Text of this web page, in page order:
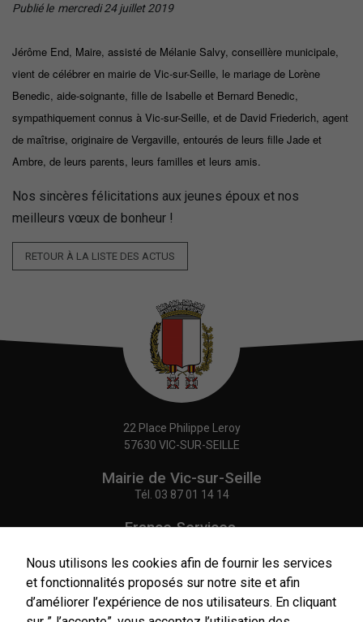
Publié le mercredi 24 juillet 2019
Jérôme End, Maire, assisté de Mélanie Salvy, conseillère municipale,
vient de célébrer en mairie de Vic-sur-Seille, le mariage de Lorène
Benedic, aide-soignante, fille de Isabelle et Bernard Benedic,
sympathiquement connus à Vic-sur-Seille, et de David Friederich, agent
de maîtrise, originaire de Vergaville, entourés de leurs fille Jade et
Ambre, de leurs parents, leurs familles et leurs amis.
Nos sincères félicitations aux jeunes époux et nos
meilleurs vœux de bonheur !
RETOUR À LA LISTE DES ACTUS
22 Place Philippe Leroy
57630 VIC-SUR-SEILLE
Mairie de Vic-sur-Seille
Tél. 03 87 01 14 14
France Services,
Tél.03 87 86 41 48
NOUS CONTACTER
Nous utilisons les cookies afin de fournir les services
et fonctionnalités proposés sur notre site et afin
d’améliorer l’expérience de nos utilisateurs. En cliquant